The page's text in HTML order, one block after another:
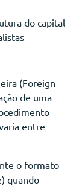
do capital
(Foreign
de uma
entre
o formato
quando